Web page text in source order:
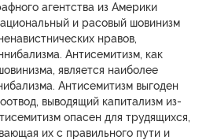
агентства из Америки
и расовый шовинизм
нравов,
Антисемитизм, как
является наиболее
Антисемитизм выгоден
выводящий капитализм из-
опасен для трудящихся,
их с правильного пути и